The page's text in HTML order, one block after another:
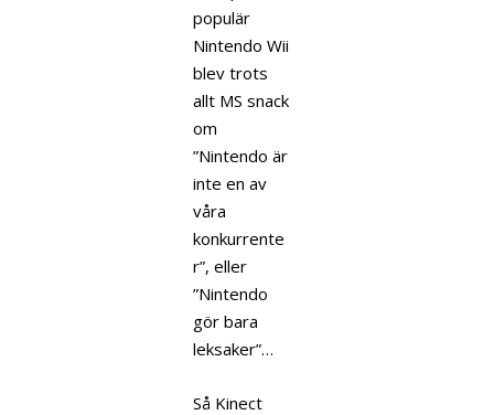
populär
Nintendo Wii
blev trots
allt MS snack
om
”Nintendo är
inte en av
våra
konkurrente
r”, eller
”Nintendo
gör bara
leksaker”…
Så Kinect